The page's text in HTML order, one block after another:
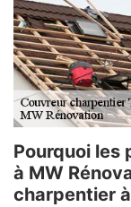
Pourquoi les
à MW
charpentier